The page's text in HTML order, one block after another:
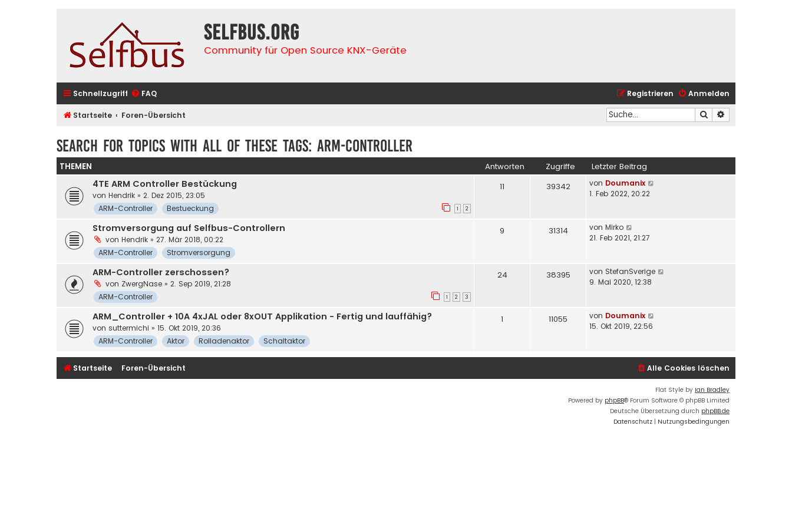
selfbus.org
Community für Open Source KNX-Geräte
Schnellzugriff FAQ Anmelden
Registrieren
Startseite Foren-Übersicht Suche
Search for topics with all of these tags: ARM-Controller
THEMEN Antworten Zugriffe Letzter Beitrag
4TE ARM Controller Bestückung
von Hendrik » 2. Dez 2015, 23:05
1 2
ARM-Controller Bestueckung
11 39342 von Doumanix
1. Feb 2022, 20:22
Stromversorgung auf Selfbus-Controllern
von Hendrik » 27. Mär 2018, 00:22
ARM-Controller
Stromversorgung
9 31314 von Mirko
21. Feb 2021, 21:27
ARM-Controller zerschossen?
von ZwergNase » 2. Sep 2019, 21:28
1 2 3
ARM-Controller
24 38395 von StefanSverige
9. Mai 2020, 12:38
ARM_Controller + 10A 4xJAL oder 8xOUT Applikation - Fertig und lauffähig?
von suttermichi » 15. Okt 2019, 20:36
ARM-Controller
Aktor Rolladenaktor Schaltaktor
1 11055 von Doumanix
15. Okt 2019, 22:56
Startseite Foren-Übersicht Alle Cookies löschen
Flat Style by Ian Bradley
Powered by phpBB® Forum Software © phpBB Limited
Deutsche Übersetzung durch phpBB.de
Datenschutz | Nutzungsbedingungen